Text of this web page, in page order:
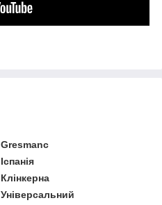
Gresmanc
Іспанія
Клінкерна
Універсальний